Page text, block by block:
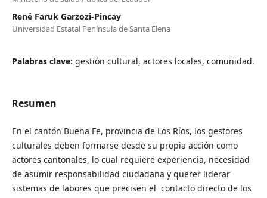
René Faruk Garzozi-Pincay
Universidad Estatal Península de Santa Elena
Palabras clave: gestión cultural, actores locales, comunidad.
Resumen
En el cantón Buena Fe, provincia de Los Ríos, los gestores
culturales deben formarse desde su propia acción como
actores cantonales, lo cual requiere experiencia, necesidad
de asumir responsabilidad ciudadana y querer liderar
sistemas de labores que precisen el contacto directo de los